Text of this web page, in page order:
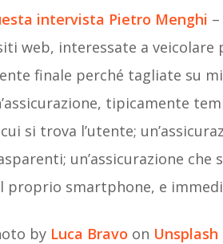
intervista Pietro Menghi
web, interessate a
finale perché tagliate su
tipicamente
si trova l’utente;
un’assicurazione
proprio smartphone, e
by Luca Bravo on Unsplash